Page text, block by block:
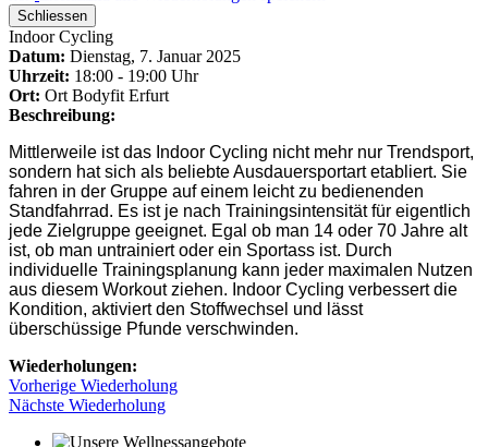
Schliessen
Indoor Cycling
Datum: Dienstag, 7. Januar 2025
Uhrzeit: 18:00 - 19:00 Uhr
Ort: Ort Bodyfit Erfurt
Beschreibung:
Mittlerweile ist das Indoor Cycling nicht mehr nur Trendsport,
sondern hat sich als beliebteAusdauersportart etabliert. Sie
fahren in der Gruppe auf einem leicht zu bedienenden
Standfahrrad. Es ist je nach Trainingsintensität für eigentlich
jede Zielgruppe geeignet. Egal ob man 14 oder 70 Jahre alt
ist, ob man untrainiert oder ein Sportass ist. Durch
individuelle Trainingsplanung kann jeder maximalen Nutzen
aus diesem Workout ziehen. Indoor Cycling verbessert die
Kondition, aktiviert den Stoffwechsel und lässt
überschüssige Pfunde verschwinden.
Wiederholungen:
Vorherige Wiederholung
Nächste Wiederholung